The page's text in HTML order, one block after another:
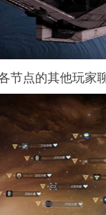
点的其他玩家